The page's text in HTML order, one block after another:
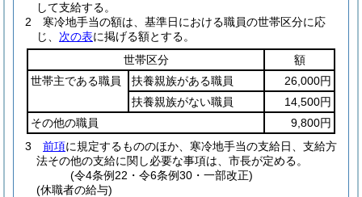
して支給する。
2
寒冷地手当の額は、基準日における職員の世帯区分に応
じ、 次の表に掲げる額とする。
世帯区分
額
世帯主である職員
扶養親族がある職員
26,000円
扶養親族がない職員
14,500円
その他の職員
9,800円
3
前項に規定するもののほか、寒冷地手当の支給日、支給方
法その他の支給に関し必要な事項は、市長が定める。
(令4条例22・令6条例30・一部改正)
(休職者の給与)